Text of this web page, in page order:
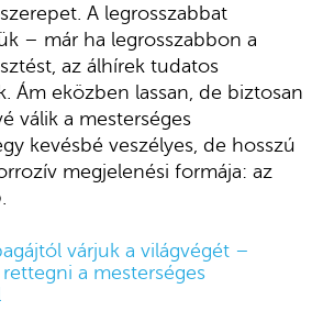
A legrosszabbat
– már ha legrosszabbon a
az álhírek tudatos
Ám eközben lassan, de biztosan
válik a mesterséges
kevésbé veszélyes, de hosszú
megjelenési formája: az
.
várjuk a világvégét –
a mesterséges